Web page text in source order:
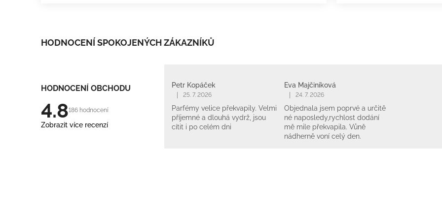
HODNOCENÍ SPOKOJENÝCH ZÁKAZNÍKŮ
HODNOCENÍ OBCHODU
4.8186 hodnocení
Zobrazit více recenzí
Petr Kopáček
25. 7. 2026
Parfémy velice překvapily. Velmi
příjemné a dlouhá vydrž, jsou
cítit i po celém dni
Eva Majčiníková
24. 7. 2026
Objednala jsem poprvé a určitě
né naposledy,rychlost dodání
mě mile překvapila. Vůně
nádherně voní celý den.